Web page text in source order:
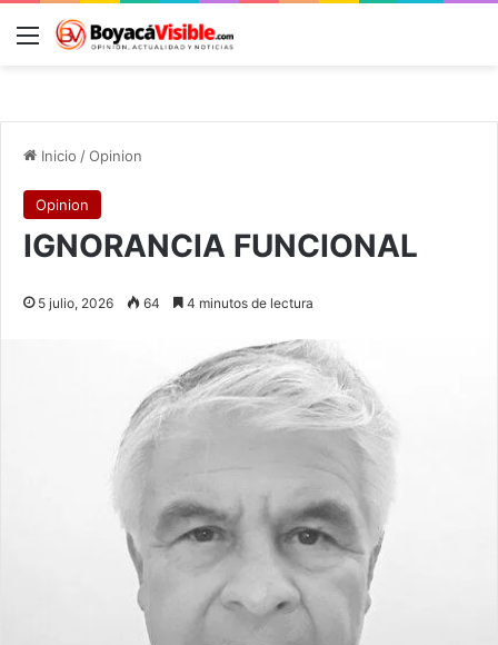
Menú
Inicio /Opinion
Opinion
IGNORANCIA FUNCIONAL
5 julio, 2026 64 4 minutos de lectura